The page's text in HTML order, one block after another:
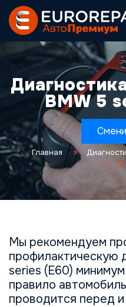
BMW 5
Главная
5
Мы рекомендуем
профилактическую
series (E60)
правило
проводится перед